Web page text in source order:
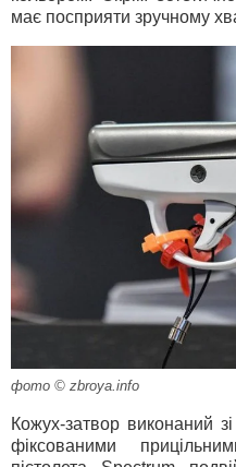
має посприяти зручному
фото © zbroya.info
Кожух-затвор виконаний
фіксованими